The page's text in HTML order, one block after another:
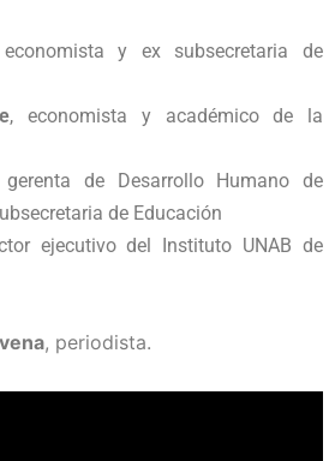
y ex subsecretaria de
, economista y académico de la
de Desarrollo Humano de
de Educación
ejecutivo del Instituto UNAB de
, periodista.